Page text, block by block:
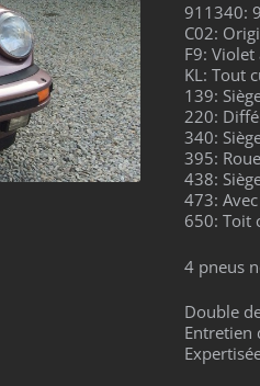
911340:
C02:
F9:
KL: Tout
139:
220:
340:
395:
438:
473:
650: Toit
4 pneus
Double
Entretien